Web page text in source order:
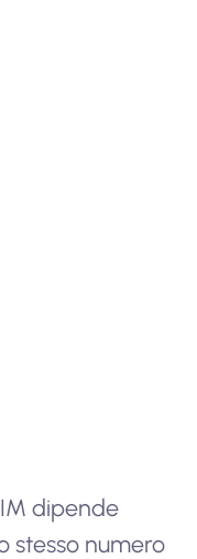
dipende
stesso numero